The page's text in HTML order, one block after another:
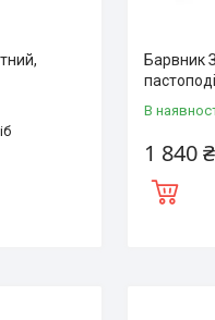
Барвник
В
1 840